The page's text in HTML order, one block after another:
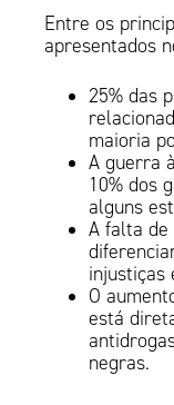
Entre os
apresentados
25% das
maioria
A guerra
10% dos
alguns
A falta
injustiças
O
está
negras.